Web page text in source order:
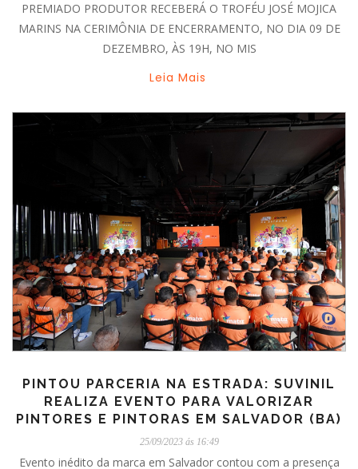
PREMIADO PRODUTOR RECEBERÁ O TROFÉU JOSÉ MOJICA
MARINS NA CERIMÔNIA DE ENCERRAMENTO, NO DIA 09 DE
DEZEMBRO, ÀS 19H, NO MIS
Leia Mais
PINTOU PARCERIA NA ESTRADA: SUVINIL
REALIZA EVENTO PARA VALORIZAR
PINTORES E PINTORAS EM SALVADOR (BA)
25/09/2023 ás 16:49
Evento inédito da marca em Salvador contou com a presença